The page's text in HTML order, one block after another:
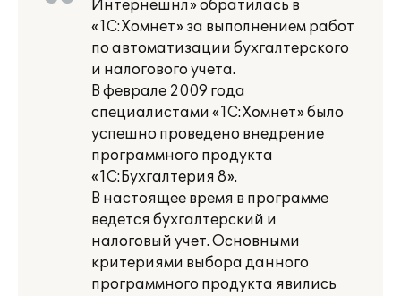
Интернешнл» обратилась в
«1С:Хомнет» за выполнением работ
по автоматизации бухгалтерского
и налогового учета.
В феврале 2009 года
специалистами «1С:Хомнет» было
успешно проведено внедрение
программного продукта
«1С:Бухгалтерия 8».
В настоящее время в программе
ведется бухгалтерский и
налоговый учет. Основными
критериями выбора данного
программного продукта явились